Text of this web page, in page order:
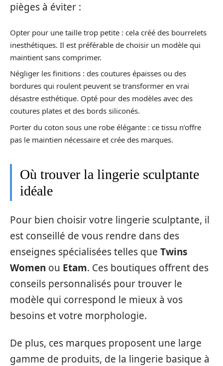
pièges à éviter :
Opter pour une taille trop petite : cela créé des bourrelets
inesthétiques. Il est préférable de choisir un modèle qui
maintient sans comprimer.
Négliger les finitions : des coutures épaisses ou des
bordures qui roulent peuvent se transformer en vrai
désastre esthétique. Opté pour des modèles avec des
coutures plates et des bords siliconés.
Porter du coton sous une robe élégante : ce tissu n’offre
pas le maintien nécessaire et crée des marques.
Où trouver la lingerie sculptante
idéale
Pour bien choisir votre lingerie sculptante, il
est conseillé de vous rendre dans des
enseignes spécialisées telles que Twins
Women ou Etam. Ces boutiques offrent des
conseils personnalisés pour trouver le
modèle qui correspond le mieux à vos
besoins et votre morphologie.
De plus, ces marques proposent une large
gamme de produits, de la lingerie basique à